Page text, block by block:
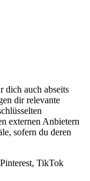
auch abseits
dir relevante
externen Anbietern
sofern du deren
TikTok